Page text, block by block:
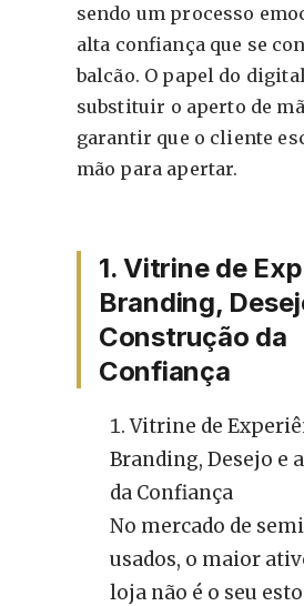
sendo um processo
alta confiança que se
balcão. O papel do
substituir o aperto de
garantir que o cliente
mão para apertar.
1. Vitrine de
Branding,
Construção da
Confiança
Vitrine de
Branding, Desejo e
da Confiança
No mercado de
usados, o maior
loja não é o seu